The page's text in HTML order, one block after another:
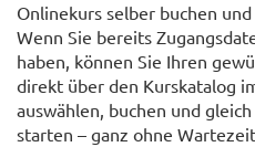
Onlinekurs selber buchen
Wenn Sie bereits
haben, können Sie Ihren
direkt über den Kurskatalog
auswählen, buchen und
starten – ganz ohne